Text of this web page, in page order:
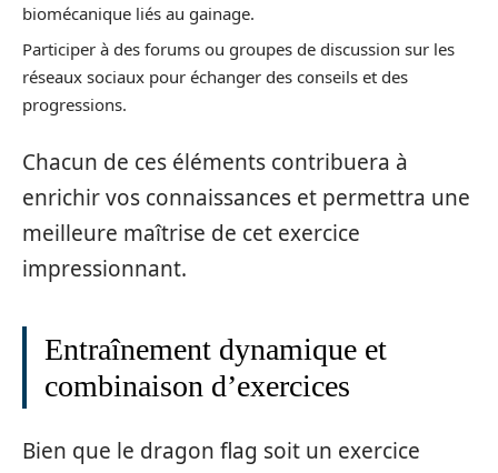
biomécanique liés au gainage.
Participer à des forums ou groupes de discussion sur les
réseaux sociaux pour échanger des conseils et des
progressions.
Chacun de ces éléments contribuera à
enrichir vos connaissances et permettra une
meilleure maîtrise de cet exercice
impressionnant.
Entraînement dynamique et
combinaison d’exercices
Bien que le dragon flag soit un exercice